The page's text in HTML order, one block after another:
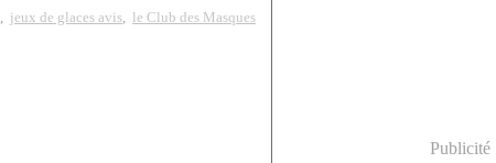
, jeux de glaces avis, le Club des Masques
Publicité